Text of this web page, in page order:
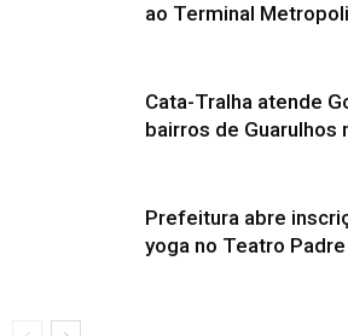
ao Terminal
Cata-Tralha atende
bairros de Guarulhos
Prefeitura abre
yoga no Teatro